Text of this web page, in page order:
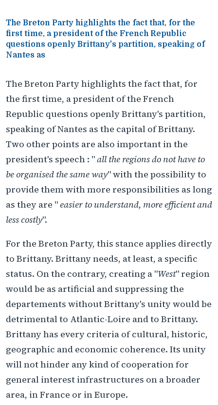
The Breton Party highlights the fact that, for the
first time, a president of the French Republic
questions openly Brittany's partition, speaking of
Nantes as
The Breton Party highlights the fact that, for
the first time, a president of the French
Republic questions openly Brittany's partition,
speaking of Nantes as the capital of Brittany.
Two other points are also important in the
president's speech : "all the regions do not have to
be organised the same way" with the possibility to
provide them with more responsibilities as long
as they are "easier to understand, more efficient and
less costly".
For the Breton Party, this stance applies directly
to Brittany. Brittany needs, at least, a specific
status. On the contrary, creating a "West" region
would be as artificial and suppressing the
departements without Brittany's unity would be
detrimental to Atlantic-Loire and to Brittany.
Brittany has every criteria of cultural, historic,
geographic and economic coherence. Its unity
will not hinder any kind of cooperation for
general interest infrastructures on a broader
area, in France or in Europe.